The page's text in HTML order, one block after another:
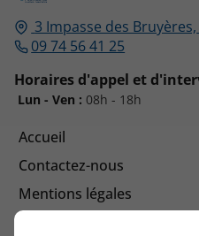
3 Impasse des Bruyères,
09 74 56 41 25
Horaires d'appel et
Lun - Ven : 08h - 18h
Accueil
Contactez-nous
Mentions légales